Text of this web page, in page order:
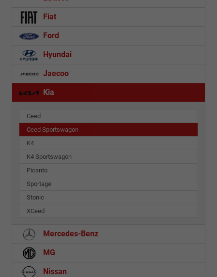
Fiat
Ford
Hyundai
Jaecoo
Kia
Ceed
Ceed Sportswagon
K4
K4 Sportswagon
Picanto
Sportage
Stonic
XCeed
Mercedes-Benz
MG
Nissan